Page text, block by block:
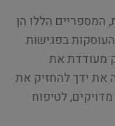
המספריים הללו הן
בפגישות
מעודדת את
את ידך להחזיק את
לטיפוח